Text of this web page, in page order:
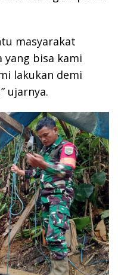
masyarakat
yang bisa kami
lakukan demi
ujarnya.